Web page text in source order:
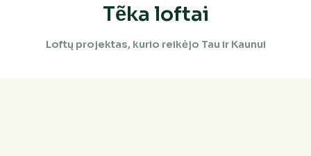
Tẽka loftai
Loftų projektas, kurio reikėjo Tau ir Kaunui